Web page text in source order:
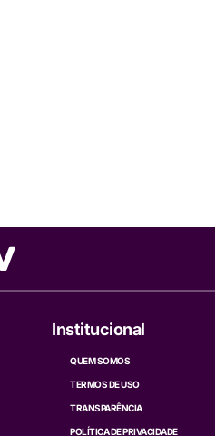
Institucional
QUEM SOMOS
TERMOS DE USO
TRANSPARÊNCIA
POLÍTICA DE PRIVACIDADE